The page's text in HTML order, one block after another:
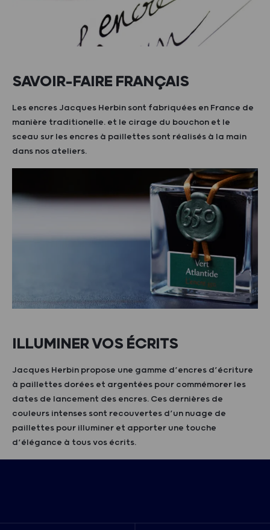
SAVOIR-FAIRE FRANÇAIS
Les encres Jacques Herbin sont fabriquées en France de
manière traditionelle. et le cirage du bouchon et le
sceau sur les encres à paillettes sont réalisés à la main
dans nos ateliers.
ILLUMINER VOS ÉCRITS
Jacques Herbin propose une gamme d’encres d’écriture
à paillettes dorées et argentées pour commémorer les
dates de lancement des encres. Ces dernières de
couleurs intenses sont recouvertes d’un nuage de
paillettes pour illuminer et apporter une touche
d’élégance à tous vos écrits.